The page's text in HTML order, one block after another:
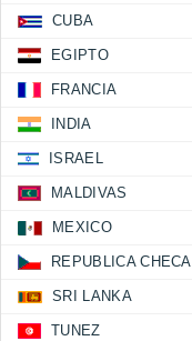
CUBA
EGIPTO
FRANCIA
INDIA
ISRAEL
MALDIVAS
MEXICO
REPUBLICA CHECA
SRI LANKA
TUNEZ